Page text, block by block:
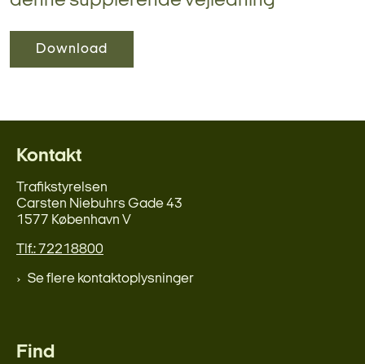
Download
Kontakt
Trafikstyrelsen
Carsten Niebuhrs Gade 43
1577 København V
Tlf.: 72218800
Se flere kontaktoplysninger
Find